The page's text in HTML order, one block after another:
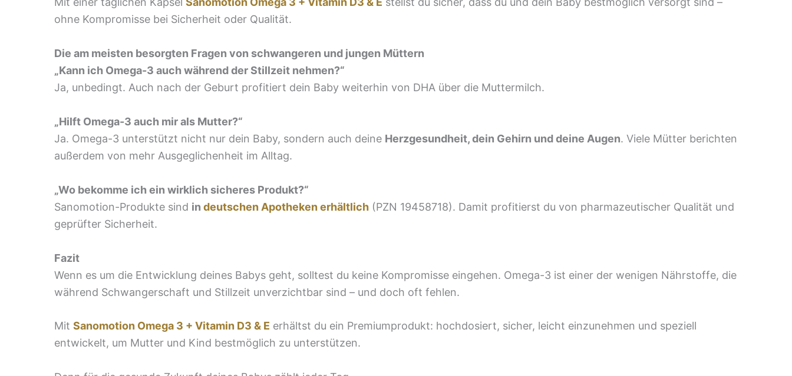
ohne Kompromisse bei Sicherheit oder Qualität.
Die am meisten besorgten Fragen von schwangeren und jungen Müttern
„Kann ich Omega-3 auch während der Stillzeit nehmen?“
Ja, unbedingt. Auch nach der Geburt profitiert dein Baby weiterhin von DHA über die Muttermilch.
„Hilft Omega-3 auch mir als Mutter?“
Ja. Omega-3 unterstützt nicht nur dein Baby, sondern auch deine Herzgesundheit, dein Gehirn und deine Augen. Viele Mütter berichten
außerdem von mehr Ausgeglichenheit im Alltag.
„Wo bekomme ich ein wirklich sicheres Produkt?“
Sanomotion-Produkte sind in deutschen Apotheken erhältlich (PZN 19458718). Damit profitierst du von pharmazeutischer Qualität und
geprüfter Sicherheit.
Fazit
Wenn es um die Entwicklung deines Babys geht, solltest du keine Kompromisse eingehen. Omega-3 ist einer der wenigen Nährstoffe, die
während Schwangerschaft und Stillzeit unverzichtbar sind – und doch oft fehlen.
Mit Sanomotion Omega 3 + Vitamin D3 & E erhältst du ein Premiumprodukt: hochdosiert, sicher, leicht einzunehmen und speziell
entwickelt, um Mutter und Kind bestmöglich zu unterstützen.